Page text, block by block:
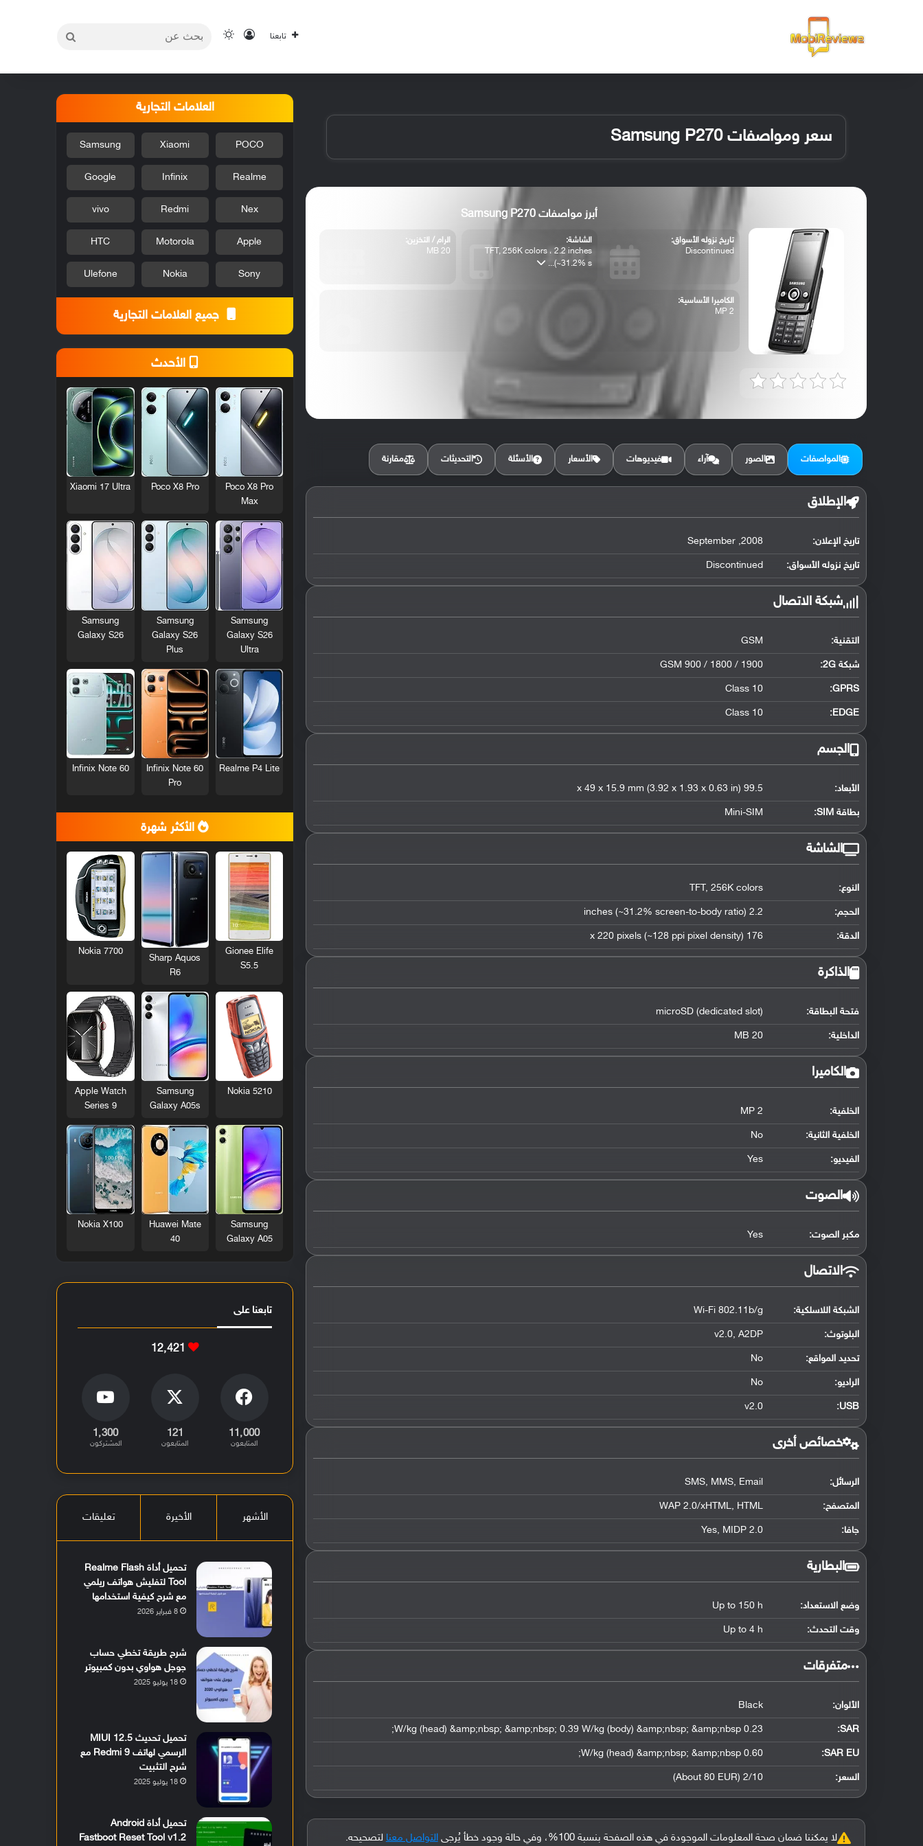
تابعنا تسجيل الدخول
الوضع المظلم
سعر ومواصفات Samsung P270
أبرز مواصفات Samsung P270
تاريخ نزوله الأسواق:
Discontinued
الشاشة:
TFT, 256K colors ، 2.2 inches
(~31.2% s...
الرام / التخزين:
20 MB
الكاميرا الأساسية:
2 MP
المواصفات الصور آراء فيديوهات الأسعار الأسئلة التحديثات مقارنة
الإطلاق
تاريخ الإعلان: 2008, September
تاريخ نزوله الأسواق: Discontinued
شبكة الاتصال
التقنية: GSM
شبكة 2G: GSM 900 / 1800 / 1900
GPRS:
Class 10
EDGE:
Class 10
الجسم
الأبعاد: 99.5 x 49 x 15.9 mm (3.92 x 1.93 x 0.63 in)
بطاقة SIM: Mini-SIM
الشاشة
النوع: TFT, 256K colors
الحجم: 2.2 inches (~31.2% screen-to-body ratio)
الدقة: 176 x 220 pixels (~128 ppi pixel density)
الذاكرة
فتحة البطاقة: microSD (dedicated slot)
الداخلية: 20 MB
الكاميرا
الخلفية: 2 MP
الخلفية الثانية: No
الفيديو: Yes
الصوت
مكبر الصوت: Yes
الاتصال
الشبكة اللاسلكية: Wi-Fi 802.11b/g
البلوتوث:
v2.0, A2DP
تحديد المواقع:
No
الراديو: No
USB
:
v2.0
خصائص أخرى
الرسائل: SMS, MMS, Email
المتصفح: WAP 2.0/xHTML, HTML
جافا: Yes, MIDP 2.0
البطارية
وضع الاستعداد: Up to 150 h
وقت التحدث: Up to 4 h
‏متفرقات‏
الألوان: Black
SAR
:
0.23 W/kg (head) &amp;nbsp; &amp;nbsp; 0.39 W/kg (body) &amp;nbsp; &amp;nbsp;
SAR EU:
0.60 W/kg (head) &amp;nbsp; &amp;nbsp;
السعر: 2/10 (About 80 EUR)
لا يمكننا ضمان صحة المعلومات الموجودة في هذه الصفحة بنسبة 100%، وفي حالة وجود خطأ يُرجى التواصل معنا لتصحيحه.
العلامات التجارية
POCO
Xiaomi
Samsung
Realme
Infinix
Google
Nex
Redmi
vivo
Apple
Motorola
HTC
Sony
Nokia
Ulefone
جميع العلامات التجارية
الأحدث
Poco X8 Pro
Max
Poco X8 Pro
Xiaomi 17 Ultra
Samsung
Galaxy S26
Ultra
Samsung
Galaxy S26
Plus
Samsung
Galaxy S26
Realme P4 Lite
Infinix Note 60
Pro
Infinix Note 60
الأكثر شهرة
Gionee Elife
S5.5
Sharp Aquos
R6
Nokia 7700
Nokia 5210
Samsung
Galaxy A05s
Apple Watch
Series 9
Samsung
Galaxy A05
Huawei Mate
40
Nokia X100
تابعنا على
12٬421
11٬000
المتابعون
121
المتابعون
1٬300
المشتركون
الأشهر الأخيرة تعليقات
تحميل أداة Realme Flash
Tool لتفليش هواتف ريلمي
مع شرح كيفية استخدامها
8 فبراير 2026
شرح طريقة تخطي حساب
جوجل هواوي بدون كمبيوتر
18 يوليو 2025
تحميل تحديث MIUI 12.5
الرسمي لهاتف Redmi 9 مع
شرح التثبيت
18 يوليو 2025
تحميل أداة Android
Fastboot Reset Tool v1.2